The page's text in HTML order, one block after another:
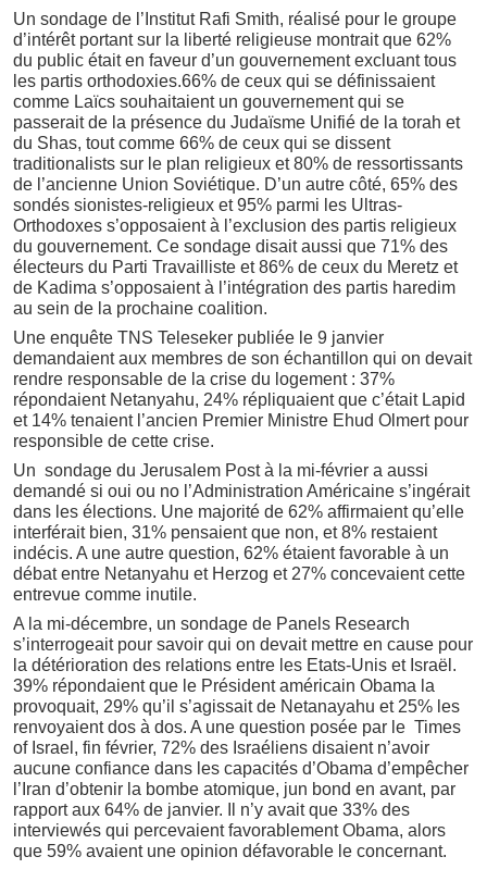
Un sondage de l’Institut Rafi Smith, réalisé pour le groupe
d’intérêt portant sur la liberté religieuse montrait que 62%
du public était en faveur d’un gouvernement excluant tous
les partis orthodoxies.66% de ceux qui se définissaient
comme Laïcs souhaitaient un gouvernement qui se
passerait de la présence du Judaïsme Unifié de la torah et
du Shas, tout comme 66% de ceux qui se dissent
traditionalists sur le plan religieux et 80% de ressortissants
de l’ancienne Union Soviétique. D’un autre côté, 65% des
sondés sionistes-religieux et 95% parmi les Ultras-
Orthodoxes s’opposaient à l’exclusion des partis religieux
du gouvernement. Ce sondage disait aussi que 71% des
électeurs du Parti Travailliste et 86% de ceux du Meretz et
de Kadima s’opposaient à l’intégration des partis haredim
au sein de la prochaine coalition.
Une enquête TNS Teleseker publiée le 9 janvier
demandaient aux membres de son échantillon qui on devait
rendre responsable de la crise du logement : 37%
répondaient Netanyahu, 24% répliquaient que c’était Lapid
et 14% tenaient l’ancien Premier Ministre Ehud Olmert pour
responsible de cette crise.
Un sondage du Jerusalem Post à la mi-février a aussi
demandé si oui ou no l’Administration Américaine s’ingérait
dans les élections. Une majorité de 62% affirmaient qu’elle
interférait bien, 31% pensaient que non, et 8% restaient
indécis. A une autre question, 62% étaient favorable à un
débat entre Netanyahu et Herzog et 27% concevaient cette
entrevue comme inutile.
A la mi-décembre, un sondage de Panels Research
s’interrogeait pour savoir qui on devait mettre en cause pour
la détérioration des relations entre les Etats-Unis et Israël.
39% répondaient que le Président américain Obama la
provoquait, 29% qu’il s’agissait de Netanayahu et 25% les
renvoyaient dos à dos. A une question posée par le Times
of Israel, fin février, 72% des Israéliens disaient n’avoir
aucune confiance dans les capacités d’Obama d’empêcher
l’Iran d’obtenir la bombe atomique, jun bond en avant, par
rapport aux 64% de janvier. Il n’y avait que 33% des
interviewés qui percevaient favorablement Obama, alors
que 59% avaient une opinion défavorable le concernant.